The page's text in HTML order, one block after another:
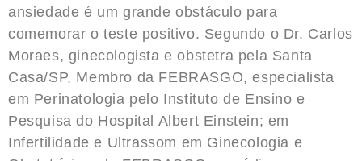
ansiedade é um grande obstáculo para
comemorar o teste positivo. Segundo o Dr. Carlos
Moraes, ginecologista e obstetra pela Santa
Casa/SP, Membro da FEBRASGO, especialista
em Perinatologia pelo Instituto de Ensino e
Pesquisa do Hospital Albert Einstein; em
Infertilidade e Ultrassom em Ginecologia e